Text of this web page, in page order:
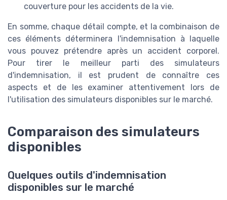
couverture pour les accidents de la vie.
En somme, chaque détail compte, et la combinaison de
ces éléments déterminera l'indemnisation à laquelle
vous pouvez prétendre après un accident corporel.
Pour tirer le meilleur parti des simulateurs
d'indemnisation, il est prudent de connaître ces
aspects et de les examiner attentivement lors de
l'utilisation des simulateurs disponibles sur le marché.
Comparaison des simulateurs
disponibles
Quelques outils d'indemnisation
disponibles sur le marché